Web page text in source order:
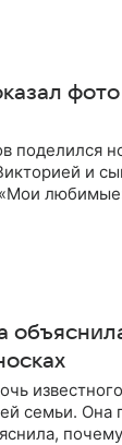
поделился
и
семьи. Она